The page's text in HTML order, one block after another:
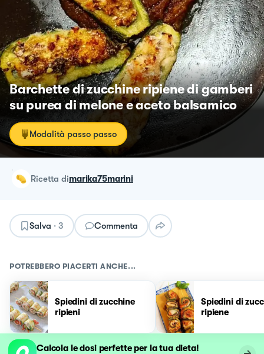
Barchette di zucchine ripiene di gamberi
su purea di melone e aceto balsamico
Modalità passo passo
ricetta dimarika75marini
Salva · 3 Commenta
POTREBBERO PIACERTI ANCHE...
Spiedini di zucchine
ripieni
Spiedini di
ripiene
Calcola le dosi perfette per la tua dieta!